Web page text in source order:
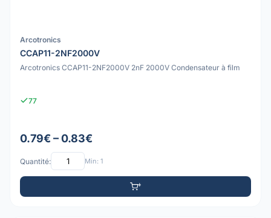
Arcotronics
CCAP11-2NF2000V
Arcotronics CCAP11-2NF2000V 2nF 2000V Condensateur à film
77
0.79€ – 0.83€
Quantité: Min: 1